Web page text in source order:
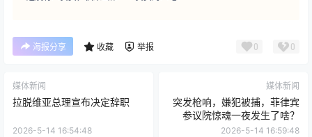
海报分享 收藏 举报 0 0
媒体新闻
拉脱维亚总理宣布决定辞职
2026-5-14 16:54:48
媒体新闻
突发枪响，嫌犯被捕，菲律宾
参议院惊魂一夜发生了啥？
2026-5-14 16:59:48